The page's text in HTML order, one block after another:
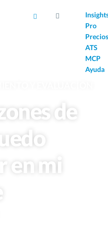
Pro
Precios
ATS
MCP
Ayuda
de
en mi